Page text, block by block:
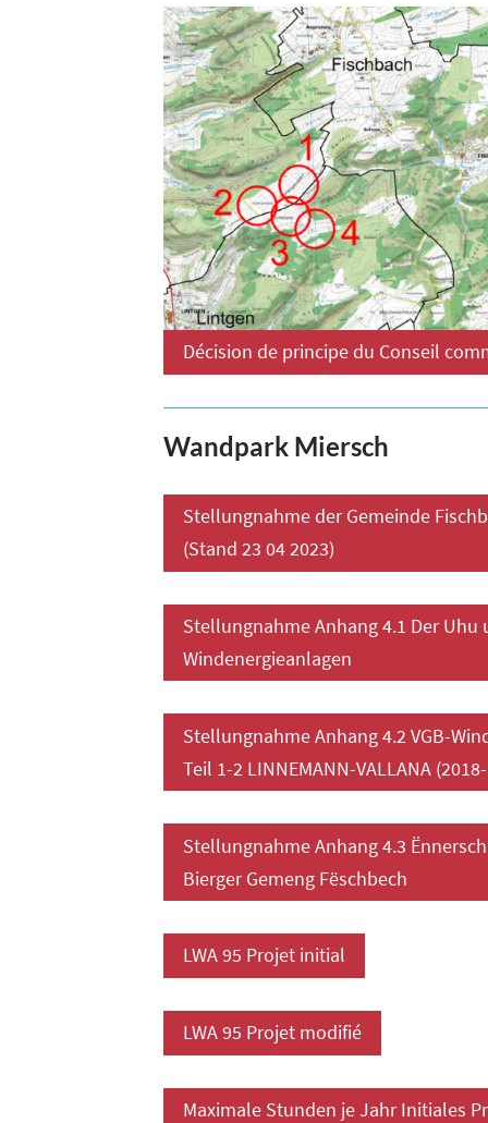
Décision de principe du Conseil
Wandpark Miersch
Stellungnahme der Gemeinde
(Stand 23 04 2023)
Stellungnahme Anhang 4.1 Der Uhu
Windenergieanlagen
Stellungnahme Anhang 4.2 VGB-
Teil 1-2 LINNEMANN-VALLANA
Stellungnahme Anhang 4.3
Bierger Gemeng Fëschbech
LWA 95 Projet initial
LWA 95 Projet modifié
Maximale Stunden je Jahr Initiales